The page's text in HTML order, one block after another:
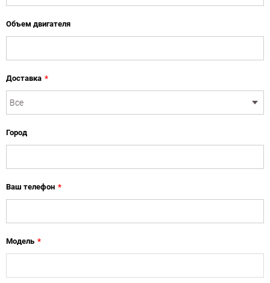
Объем двигателя
Доставка *
Город
Ваш телефон *
Модель *